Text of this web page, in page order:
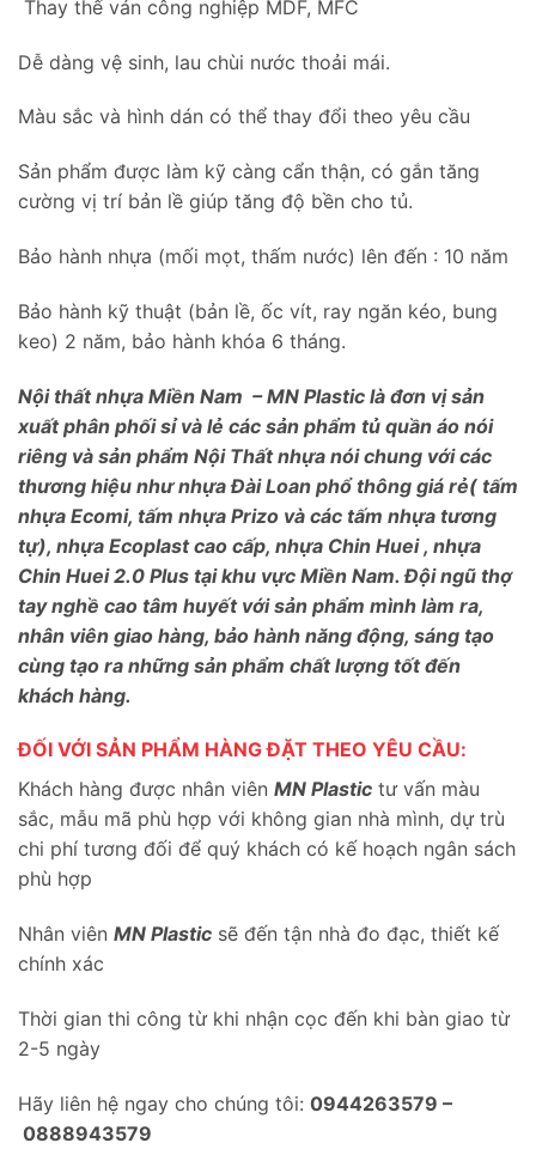
Thay thế ván công nghiệp MDF, MFC
Dễ dàng vệ sinh, lau chùi nước thoải mái.
Màu sắc và hình dán có thể thay đổi theo yêu cầu
Sản phẩm được làm kỹ càng cẩn thận, có gắn tăng
cường vị trí bản lề giúp tăng độ bền cho tủ.
Bảo hành nhựa (mối mọt, thấm nước) lên đến : 10 năm
Bảo hành kỹ thuật (bản lề, ốc vít, ray ngăn kéo, bung
keo) 2 năm, bảo hành khóa 6 tháng.
Nội thất nhựa Miền Nam – MN Plastic là đơn vị sản
xuất phân phối sỉ và lẻ các sản phẩm tủ quần áo nói
riêng và sản phẩm Nội Thất nhựa nói chung với các
thương hiệu như nhựa Đài Loan phổ thông giá rẻ( tấm
nhựa Ecomi, tấm nhựa Prizo và các tấm nhựa tương
tự), nhựa Ecoplast cao cấp, nhựa Chin Huei , nhựa
Chin Huei 2.0 Plus tại khu vực Miền Nam. Đội ngũ thợ
tay nghề cao tâm huyết với sản phẩm mình làm ra,
nhân viên giao hàng, bảo hành năng động, sáng tạo
cùng tạo ra những sản phẩm chất lượng tốt đến
khách hàng.
ĐỐI VỚI SẢN PHẨM HÀNG ĐẶT THEO YÊU CẦU:
Khách hàng được nhân viên MN Plastic tư vấn màu
sắc, mẫu mã phù hợp với không gian nhà mình, dự trù
chi phí tương đối để quý khách có kế hoạch ngân sách
phù hợp
Nhân viên MN Plastic sẽ đến tận nhà đo đạc, thiết kế
chính xác
Thời gian thi công từ khi nhận cọc đến khi bàn giao từ
2-5 ngày
Hãy liên hệ ngay cho chúng tôi: 0944263579 –
0888943579